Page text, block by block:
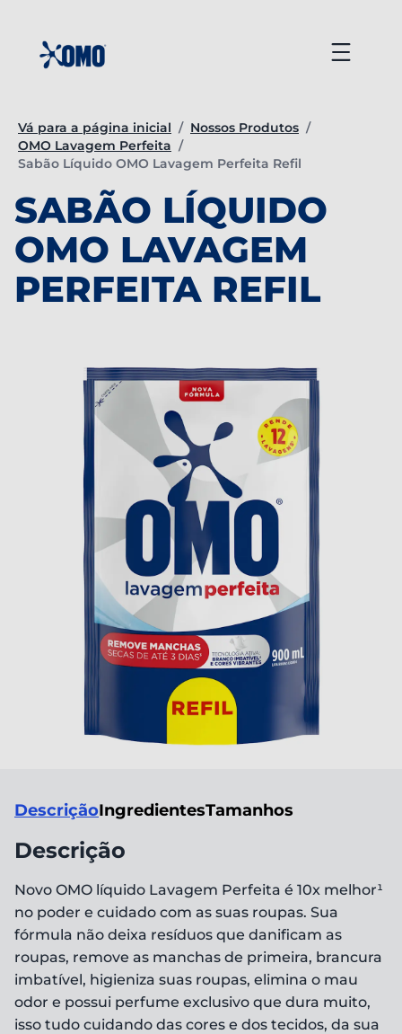
conteúdo
Vá para a página inicial / Nossos Produtos /
OMO Lavagem Perfeita /
Página atual:
Sabão Líquido OMO Lavagem Perfeita Refil
SABÃO LÍQUIDO
OMO LAVAGEM
PERFEITA REFIL
DescriçãoIngredientesTamanhos
Descrição
Novo OMO líquido Lavagem Perfeita é 10x melhor¹
no poder e cuidado com as suas roupas. Sua
fórmula não deixa resíduos que danificam as
roupas, remove as manchas de primeira, brancura
imbatível, higieniza suas roupas, elimina o mau
odor e possui perfume exclusivo que dura muito,
isso tudo cuidando das cores e dos tecidos, da sua